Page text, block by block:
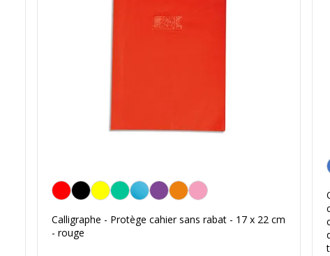
Rouge
Calligraphe - Protège cahier sans rabat - 17 x 22 cm
- rouge